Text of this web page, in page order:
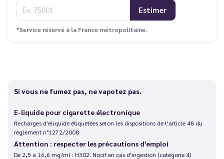
Estimer
*Service réservé à la France métropolitaine.
Si vous ne fumez pas, ne vapotez pas.
E-liquide pour cigarette électronique
Recharges d'eliquide étiquetées selon les dispositions de l'article 48 du
règlement n°1272/2008
Attention : respecter les précautions d'emploi
De 2,5 à 16,6 mg/ml : H302. Nocif en cas d'ingestion (catégorie 4)